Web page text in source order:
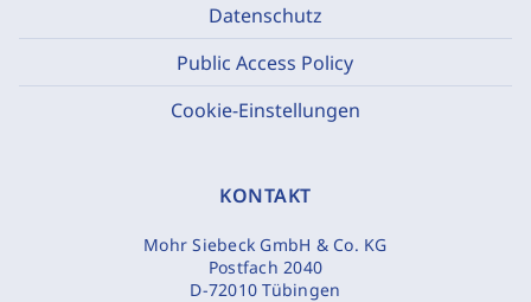
Datenschutz
Public Access Policy
Cookie-Einstellungen
KONTAKT
Mohr Siebeck GmbH & Co. KG
Postfach 2040
D-72010 Tübingen